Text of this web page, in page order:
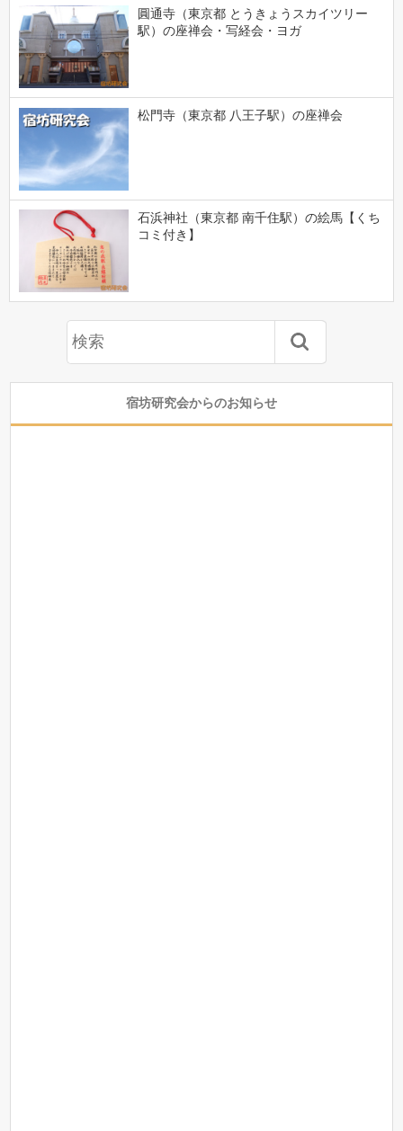
圓通寺（東京都 とうきょうスカイツリー
駅）の座禅会・写経会・ヨガ
松門寺（東京都 八王子駅）の座禅会
石浜神社（東京都 南千住駅）の絵馬【くち
コミ付き】
宿坊研究会からのお知らせ